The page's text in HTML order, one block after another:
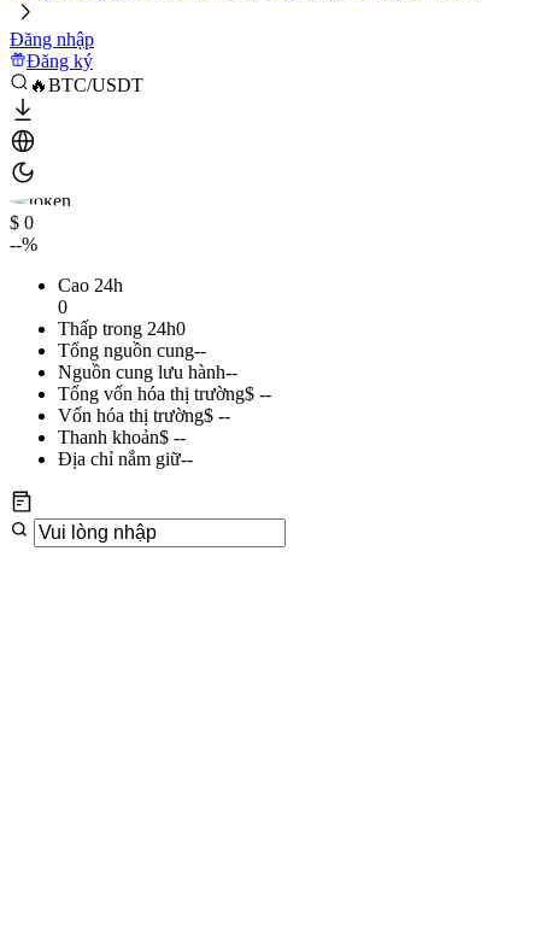
Đăng nhập
Đăng ký
🔥BTC/USDT
$ 0
--%
Cao 24h
0
Thấp trong 24h0
Tổng nguồn cung--
Nguồn cung lưu hành--
Tổng vốn hóa thị trường$ --
Vốn hóa thị trường$ --
Thanh khoản$ --
Địa chỉ nắm giữ--